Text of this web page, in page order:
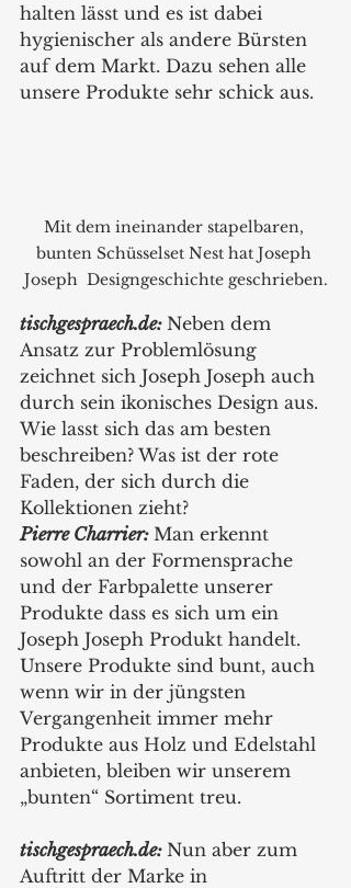
halten lässt und es ist dabei
hygienischer als andere Bürsten
auf dem Markt. Dazu sehen alle
unsere Produkte sehr schick aus.
Mit dem ineinander stapelbaren,
bunten Schüsselset Nest hat Joseph
Joseph  Designgeschichte geschrieben.
tischgespraech.de: Neben dem
Ansatz zur Problemlösung
zeichnet sich Joseph Joseph auch
durch sein ikonisches Design aus.
Wie lasst sich das am besten
beschreiben? Was ist der rote
Faden, der sich durch die
Kollektionen zieht?
Pierre Charrier: Man erkennt
sowohl an der Formensprache
und der Farbpalette unserer
Produkte dass es sich um ein
Joseph Joseph Produkt handelt.
Unsere Produkte sind bunt, auch
wenn wir in der jüngsten
Vergangenheit immer mehr
Produkte aus Holz und Edelstahl
anbieten, bleiben wir unserem
„bunten“ Sortiment treu.
tischgespraech.de: Nun aber zum
Auftritt der Marke in